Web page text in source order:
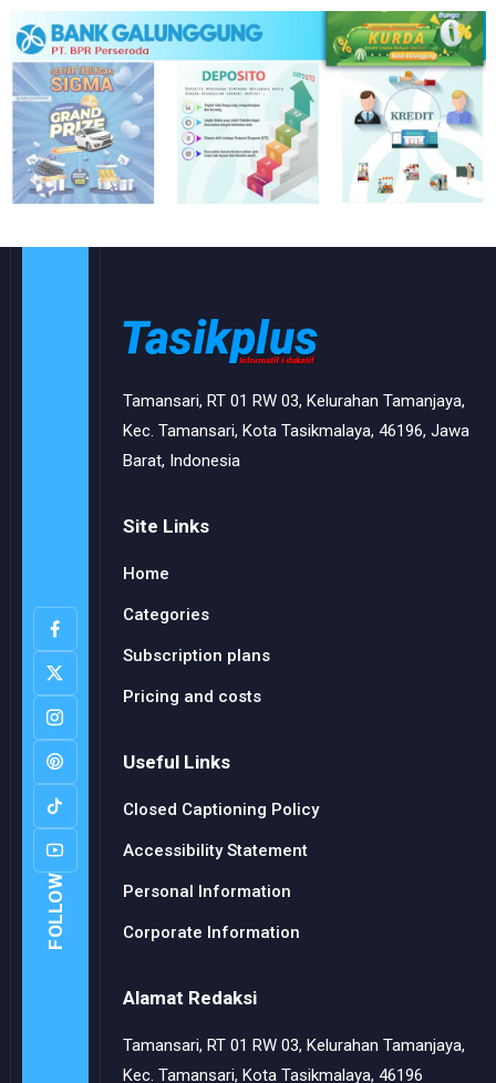
FOLLOW
Tamansari, RT 01 RW 03, Kelurahan Tamanjaya,
Kec. Tamansari, Kota Tasikmalaya, 46196, Jawa
Barat, Indonesia
Site Links
Home
Categories
Subscription plans
Pricing and costs
Useful Links
Closed Captioning Policy
Accessibility Statement
Personal Information
Corporate Information
Alamat Redaksi
Tamansari, RT 01 RW 03, Kelurahan Tamanjaya,
Kec. Tamansari, Kota Tasikmalaya, 46196